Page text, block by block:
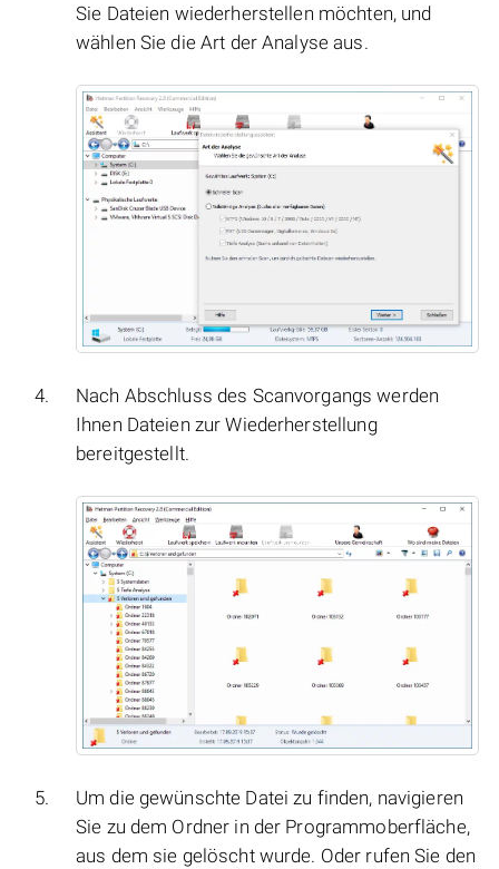
Sie Dateien wiederherstellen möchten, und
wählen Sie die Art der Analyse aus.
Nach Abschluss des Scanvorgangs werden
Ihnen Dateien zur Wiederherstellung
bereitgestellt.
Um die gewünschte Datei zu finden, navigieren
Sie zu dem Ordner in der Programmoberfläche,
aus dem sie gelöscht wurde. Oder rufen Sie den